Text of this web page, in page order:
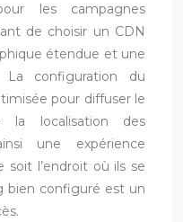
les campagnes
de choisir un CDN
étendue et une
La configuration du
pour diffuser le
localisation des
une expérience
soit l’endroit où ils se
bien configuré est un